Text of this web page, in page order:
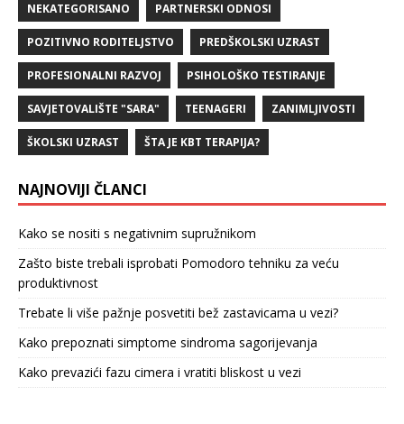
NEKATEGORISANO PARTNERSKI ODNOSI
POZITIVNO RODITELJSTVO PREDŠKOLSKI UZRAST
PROFESIONALNI RAZVOJ PSIHOLOŠKO TESTIRANJE
SAVJETOVALIŠTE "SARA" TEENAGERI ZANIMLJIVOSTI
ŠKOLSKI UZRAST ŠTA JE KBT TERAPIJA?
NAJNOVIJI ČLANCI
Kako se nositi s negativnim supružnikom
Zašto biste trebali isprobati Pomodoro tehniku za veću
produktivnost
Trebate li više pažnje posvetiti bež zastavicama u vezi?
Kako prepoznati simptome sindroma sagorijevanja
Kako prevazići fazu cimera i vratiti bliskost u vezi